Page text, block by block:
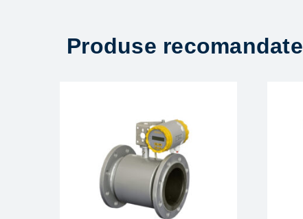
Produse recomandate